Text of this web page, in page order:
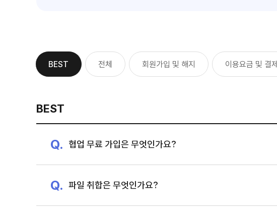
BEST 전체 회원가입 및 해지 이용요금 및 결제
BEST
협업 무료 가입은 무엇인가요?
파일 취합은 무엇인가요?